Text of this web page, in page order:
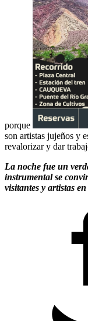
porque
son artistas jujeños y
revalorizar y dar
La noche fue un
instrumental se
visitantes y artistas